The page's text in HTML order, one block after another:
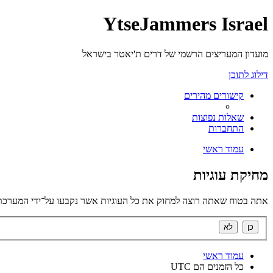
YtseJammers Israel
מועדון המעריצים הרשמי של דרים ת'יאטר בישראל
דילוג לתוכן
קישורים מהירים
שאלות נפוצות
התחברות
עמוד ראשי
מחיקת עוגיות
אתה בטוח שאתה רוצה למחוק את כל העוגיות אשר נקבעו על־ידי
עמוד ראשי
כל הזמנים הם UTC